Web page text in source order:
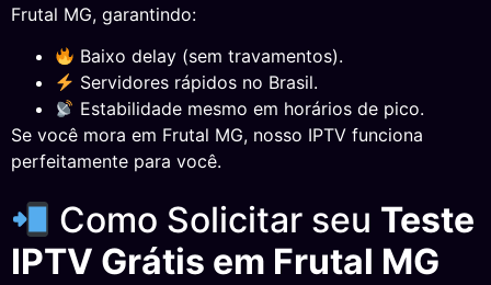
Frutal MG, garantindo:
Baixo delay (sem travamentos).
Servidores rápidos no Brasil.
Estabilidade mesmo em horários de pico.
Se você mora em Frutal MG, nosso IPTV funciona
perfeitamente para você.
Como Solicitar seu Teste
IPTV Grátis em Frutal MG